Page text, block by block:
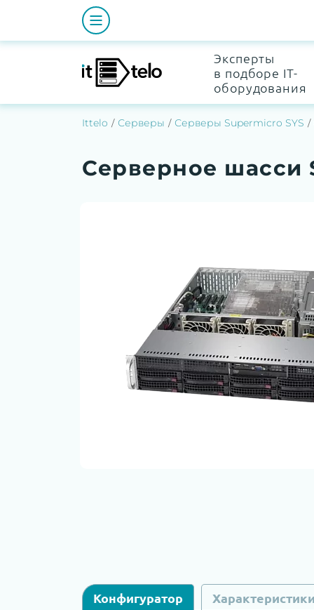
Эксперты
в подборе IT-
оборудования
Ittelo Серверы Серверы Supermicro SYS
Серверное шасси
Конфигуратор Характеристики